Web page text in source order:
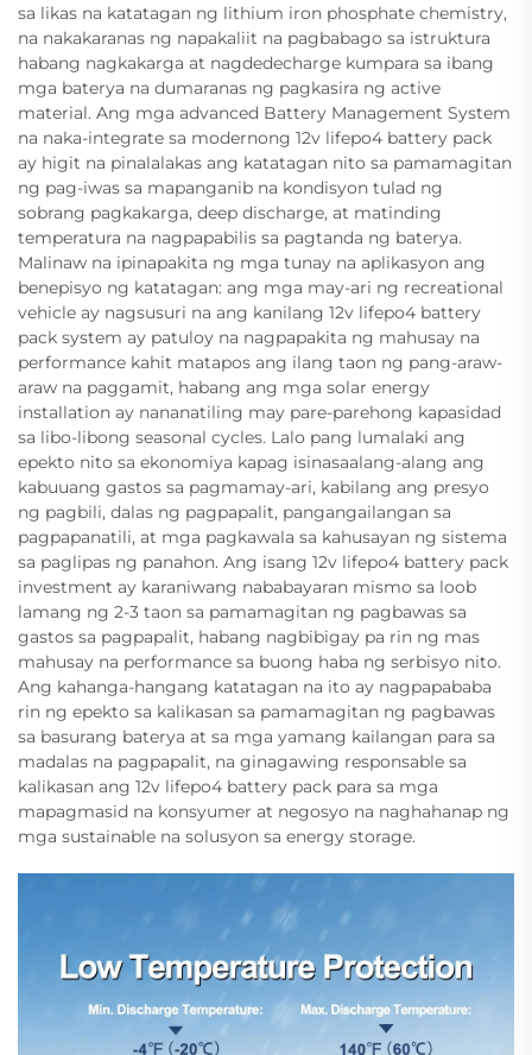
sa likas na katatagan ng lithium iron phosphate chemistry,
na nakakaranas ng napakaliit na pagbabago sa istruktura
habang nagkakarga at nagdedecharge kumpara sa ibang
mga baterya na dumaranas ng pagkasira ng active
material. Ang mga advanced Battery Management System
na naka-integrate sa modernong 12v lifepo4 battery pack
ay higit na pinalalakas ang katatagan nito sa pamamagitan
ng pag-iwas sa mapanganib na kondisyon tulad ng
sobrang pagkakarga, deep discharge, at matinding
temperatura na nagpapabilis sa pagtanda ng baterya.
Malinaw na ipinapakita ng mga tunay na aplikasyon ang
benepisyo ng katatagan: ang mga may-ari ng recreational
vehicle ay nagsusuri na ang kanilang 12v lifepo4 battery
pack system ay patuloy na nagpapakita ng mahusay na
performance kahit matapos ang ilang taon ng pang-araw-
araw na paggamit, habang ang mga solar energy
installation ay nananatiling may pare-parehong kapasidad
sa libo-libong seasonal cycles. Lalo pang lumalaki ang
epekto nito sa ekonomiya kapag isinasaalang-alang ang
kabuuang gastos sa pagmamay-ari, kabilang ang presyo
ng pagbili, dalas ng pagpapalit, pangangailangan sa
pagpapanatili, at mga pagkawala sa kahusayan ng sistema
sa paglipas ng panahon. Ang isang 12v lifepo4 battery pack
investment ay karaniwang nababayaran mismo sa loob
lamang ng 2-3 taon sa pamamagitan ng pagbawas sa
gastos sa pagpapalit, habang nagbibigay pa rin ng mas
mahusay na performance sa buong haba ng serbisyo nito.
Ang kahanga-hangang katatagan na ito ay nagpapababa
rin ng epekto sa kalikasan sa pamamagitan ng pagbawas
sa basurang baterya at sa mga yamang kailangan para sa
madalas na pagpapalit, na ginagawing responsable sa
kalikasan ang 12v lifepo4 battery pack para sa mga
mapagmasid na konsyumer at negosyo na naghahanap ng
mga sustainable na solusyon sa energy storage.